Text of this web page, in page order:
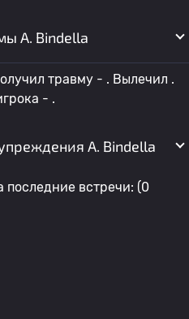
A. Bindella
травму - . Вылечил .
- .
A. Bindella
встречи: (0